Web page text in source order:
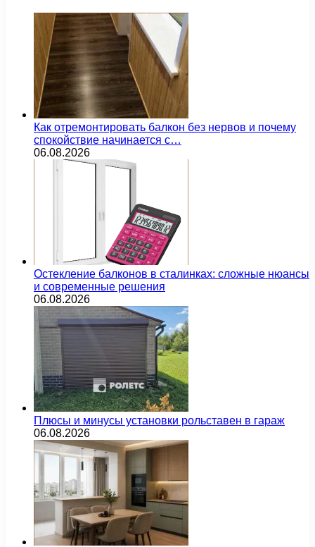
Как отремонтировать балкон без нервов и почему
спокойствие начинается с…
06.08.2026
Остекление балконов в сталинках: сложные нюансы
и современные решения
06.08.2026
Плюсы и минусы установки рольставен в гараж
06.08.2026